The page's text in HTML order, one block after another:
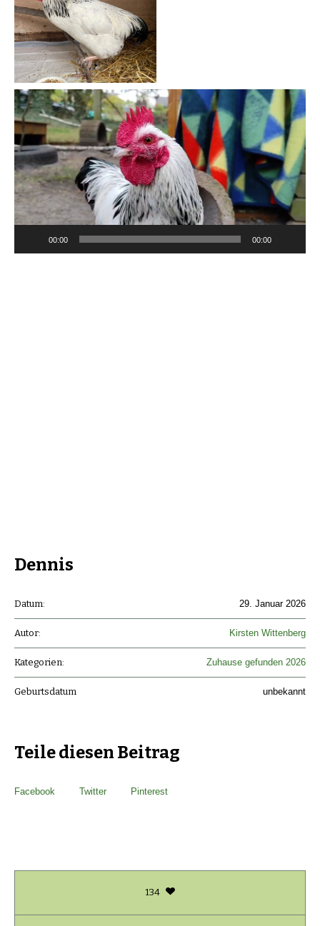
Video-
Player
00:00 00:00
Dennis
Datum: 29. Januar 2026
Autor: Kirsten Wittenberg
Kategorien: Zuhause gefunden 2026
Geburtsdatum unbekannt
Teile diesen Beitrag
Facebook Twitter Pinterest
134